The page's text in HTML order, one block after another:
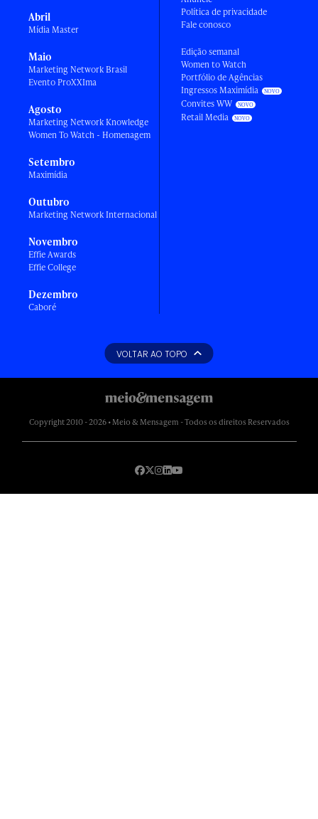
Abril
Mídia Master
Maio
Marketing Network Brasil
Evento ProXXIma
Agosto
Marketing Network Knowledge
Women To Watch - Homenagem
Setembro
Maximídia
Outubro
Marketing Network Internacional
Novembro
Effie Awards
Effie College
Dezembro
Caboré
Política de privacidade
Fale conosco
Edição semanal
Women to Watch
Portfólio de Agências
Ingressos Maximídia
Convites WW
Retail Media
VOLTAR AO TOPO
Copyright 2010 - 2026 • Meio & Mensagem - Todos os direitos Reservados